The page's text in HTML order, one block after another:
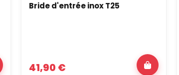
Bride d'entrée inox T25
41,90 €